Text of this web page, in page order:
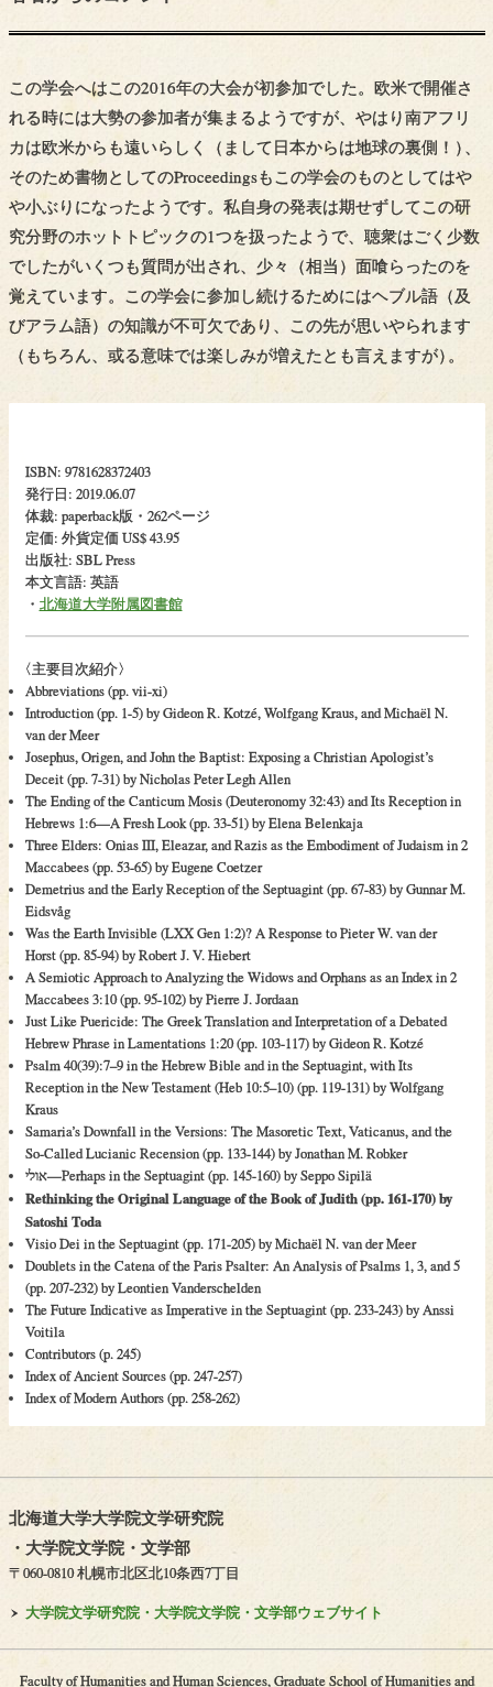
この学会へはこの2016年の大会が初参加でした。欧米で開催さ
れる時には大勢の参加者が集まるようですが、やはり南アフリ
カは欧米からも遠いらしく（まして日本からは地球の裏側！ ） 、
そのため書物としてのProceedingsもこの学会のものとしてはや
や小ぶりになったようです。私自身の発表は期せずしてこの研
究分野のホットトピックの1つを扱ったようで、聴衆はごく少数
でしたがいくつも質問が出され、少々（相当）面喰らったのを
覚えています。この学会に参加し続けるためにはヘブル語（及
びアラム語）の知識が不可欠であり、この先が思いやられます
（もちろん、或る意味では楽しみが増えたとも言えますが） 。
ISBN: 9781628372403
発行日: 2019.06.07
体裁: paperback版・262ページ
定価: 外貨定価 US$ 43.95
出版社: SBL Press
本文言語: 英語
・ 北海道大学附属図書館
〈主要目次紹介〉
Abbreviations (pp. vii-xi)
Introduction (pp. 1-5) by Gideon R. Kotzé, Wolfgang Kraus, and Michaël N.
van der Meer
Josephus, Origen, and John the Baptist: Exposing a Christian Apologist’s
Deceit (pp. 7-31) by Nicholas Peter Legh Allen
The Ending of the Canticum Mosis (Deuteronomy 32:43) and Its Reception in
Hebrews 1:6—A Fresh Look (pp. 33-51) by Elena Belenkaja
Three Elders: Onias III, Eleazar, and Razis as the Embodiment of Judaism in 2
Maccabees (pp. 53-65) by Eugene Coetzer
Demetrius and the Early Reception of the Septuagint (pp. 67-83) by Gunnar M.
Eidsvåg
Was the Earth Invisible (LXX Gen 1:2)? A Response to Pieter W. van der
Horst (pp. 85-94) by Robert J. V. Hiebert
A Semiotic Approach to Analyzing the Widows and Orphans as an Index in 2
Maccabees 3:10 (pp. 95-102) by Pierre J. Jordaan
Just Like Puericide: The Greek Translation and Interpretation of a Debated
Hebrew Phrase in Lamentations 1:20 (pp. 103-117) by Gideon R. Kotzé
Psalm 40(39):7–9 in the Hebrew Bible and in the Septuagint, with Its
Reception in the New Testament (Heb 10:5–10) (pp. 119-131) by Wolfgang
Kraus
Samaria’s Downfall in the Versions: The Masoretic Text, Vaticanus, and the
So-Called Lucianic Recension (pp. 133-144) by Jonathan M. Robker
אולי—Perhaps in the Septuagint (pp. 145-160) by Seppo Sipilä
Rethinking the Original Language of the Book of Judith (pp. 161-170) by
Satoshi Toda
Visio Dei in the Septuagint (pp. 171-205) by Michaël N. van der Meer
Doublets in the Catena of the Paris Psalter: An Analysis of Psalms 1, 3, and 5
(pp. 207-232) by Leontien Vanderschelden
The Future Indicative as Imperative in the Septuagint (pp. 233-243) by Anssi
Voitila
Contributors (p. 245)
Index of Ancient Sources (pp. 247-257)
Index of Modern Authors (pp. 258-262)
北海道大学大学院文学研究院
・ 大学院文学院・ 文学部
〒060-0810 札幌市北区北10条西7丁目
大学院文学研究院・ 大学院文学院・ 文学部ウェブサイト
Faculty of Humanities and Human Sciences, Graduate School of Humanities and